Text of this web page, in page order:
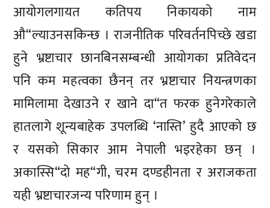
आयोगलगायत कतिपय निकायको नाम
औ“ल्याउनसकिन्छ । राजनीतिक परिवर्तनपिच्छे खडा
हुने भ्रष्टाचार छानबिनसम्बन्धी आयोगका प्रतिवेदन
पनि कम महत्वका छैनन् तर भ्रष्टाचार नियन्त्रणका
मामिलामा देखाउने र खाने दा“त फरक हुनेगरेकाले
हातलागे शून्यबाहेक उपलब्धि ‘नास्ति’ हुदै आएको छ
र यसको सिकार आम नेपाली भइरहेका छन् ।
अकास्सि“दो मह“गी, चरम दण्डहीनता र अराजकता
यही भ्रष्टाचारजन्य परिणाम हुन् ।